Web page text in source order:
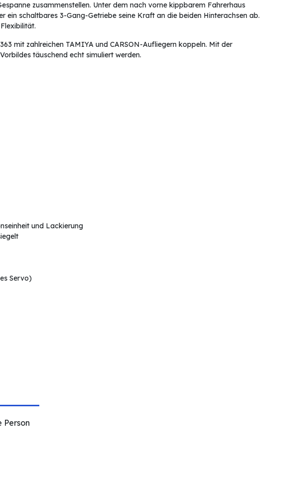
zusammenstellen. Unter dem nach vorne kippbarem Fahrerhaus
schaltbares 3-Gang-Getriebe seine Kraft an die beiden Hinterachsen ab.
mit zahlreichen TAMIYA und CARSON-Aufliegern koppeln. Mit der
täuschend echt simuliert werden.
und Lackierung
Servo)
Person